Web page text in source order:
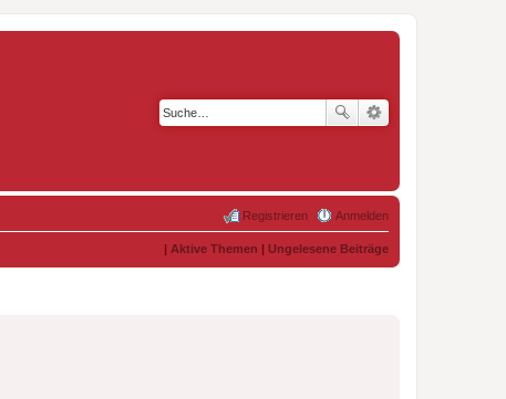
Anmelden
Registrieren
| Aktive Themen | Ungelesene Beiträge